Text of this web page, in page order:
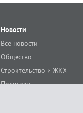
Новости
Все новости
Общество
Строительство и ЖКХ
Политика